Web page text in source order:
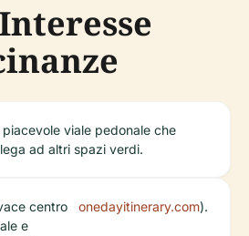
piacevole viale pedonale che
ad altri spazi verdi.
centro
e
onedayitinerary.com).